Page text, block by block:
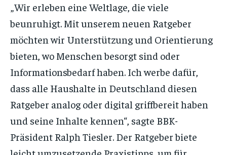
„Wir erleben eine Weltlage, die viele
beunruhigt. Mit unserem neuen Ratgeber
möchten wir Unterstützung und Orientierung
bieten, wo Menschen besorgt sind oder
Informationsbedarf haben. Ich werbe dafür,
dass alle Haushalte in Deutschland diesen
Ratgeber analog oder digital griffbereit haben
und seine Inhalte kennen“, sagte BBK-
Präsident Ralph Tiesler. Der Ratgeber biete